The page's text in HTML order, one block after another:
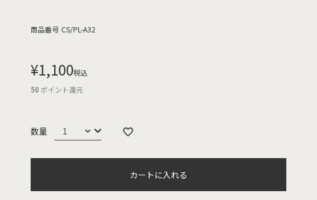
商品番号 CS/PL-A32
¥1,100税込
50ポイント還元
カートに入れる